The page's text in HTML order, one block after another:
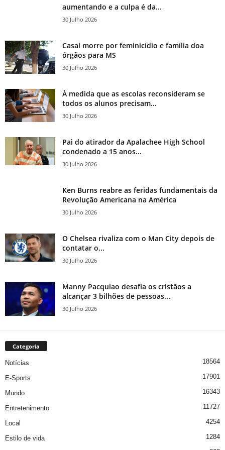
aumentando e a culpa é da...
30 Julho 2026
Casal morre por feminicídio e família doa
órgãos para MS
30 Julho 2026
À medida que as escolas reconsideram se
todos os alunos precisam...
30 Julho 2026
Pai do atirador da Apalachee High School
condenado a 15 anos...
30 Julho 2026
Ken Burns reabre as feridas fundamentais da
Revolução Americana na América
30 Julho 2026
O Chelsea rivaliza com o Man City depois de
contatar o...
30 Julho 2026
Manny Pacquiao desafia os cristãos a
alcançar 3 bilhões de pessoas...
30 Julho 2026
Categoria
Notícias 18564
E-Sports 17901
Mundo 16343
Entretenimento 11727
Local 4254
Estilo de vida 1284